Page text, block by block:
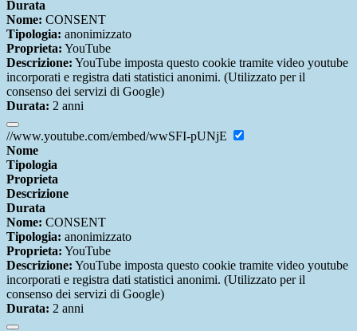
Durata
Nome: CONSENT
Tipologia: anonimizzato
Proprieta: YouTube
Descrizione: YouTube imposta questo cookie tramite video youtube
incorporati e registra dati statistici anonimi. (Utilizzato per il
consenso dei servizi di Google)
Durata: 2 anni
//www.youtube.com/embed/wwSFI-pUNjE
Nome
Tipologia
Proprieta
Descrizione
Durata
Nome: CONSENT
Tipologia: anonimizzato
Proprieta: YouTube
Descrizione: YouTube imposta questo cookie tramite video youtube
incorporati e registra dati statistici anonimi. (Utilizzato per il
consenso dei servizi di Google)
Durata: 2 anni